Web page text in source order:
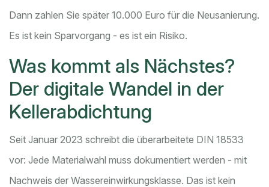
Dann zahlen Sie später 10.000 Euro für die Neusanierung.
Es ist kein Sparvorgang - es ist ein Risiko.
Was kommt als Nächstes?
Der digitale Wandel in der
Kellerabdichtung
Seit Januar 2023 schreibt die überarbeitete DIN 18533
vor: Jede Materialwahl muss dokumentiert werden - mit
Nachweis der Wassereinwirkungsklasse. Das ist kein